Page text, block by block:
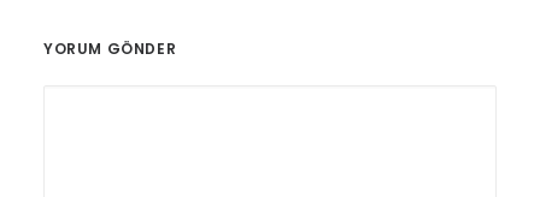
YORUM GÖNDER